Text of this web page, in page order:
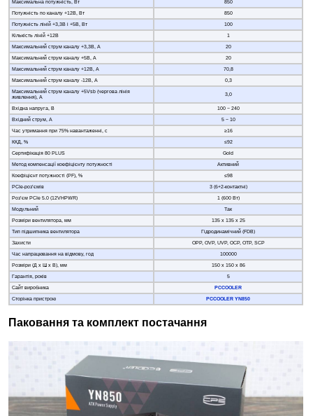
Максимальна потужність, Вт
850
Потужність по каналу +12В, Вт
850
Потужність ліній +3,3В і +5В, Вт
100
Кількість ліній +12В
1
Максимальний струм каналу +3,3В, А
20
Максимальний струм каналу +5В, А
20
Максимальний струм каналу +12В, А
70,8
Максимальний струм каналу -12В, А
0,3
Максимальний струм каналу +5Vsb (чергова лінія
живлення), А
3,0
Вхідна напруга, В
100 − 240
Вхідний струм, А
5 − 10
Час утримання при 75% навантаженні, с
≥16
ККД, %
≤92
Сертифікація 80 PLUS
Gold
Метод компенсації коефіцієнту потужності
Активний
Коефіцієнт потужності (PF), %
≤98
PCIe-роз’ємів
3 (6+2-контактні)
Роз’єм PCIe 5.0 (12VHPWR)
1 (600 Вт)
Модульний
Так
Розміри вентилятора, мм
135 х 135 х 25
Тип підшипника вентилятора
Гідродинамічний (FDB)
Захисти
OPP, OVP, UVP, OCP, OTP, SCP
Час напрацювання на відмову, год
100000
Розміри (Д х Ш х В), мм
150 х 150 х 86
Гарантія, років
5
Сайт виробника
PCCOOLER
Сторінка пристрою
PCCOOLER YN850
Паковання та комплект постачання